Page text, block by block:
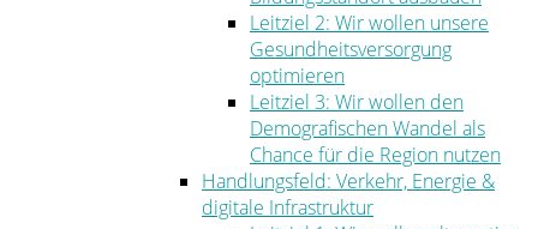
Leitziel 2: Wir wollen unsere
Gesundheitsversorgung
optimieren
Leitziel 3: Wir wollen den
Demografischen Wandel als
Chance für die Region nutzen
Handlungsfeld: Verkehr, Energie &
digitale Infrastruktur